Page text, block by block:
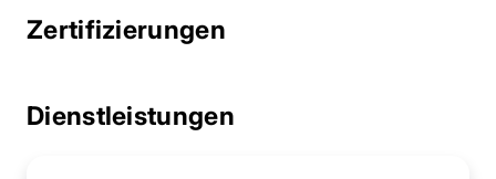
Zertifizierungen
Dienstleistungen